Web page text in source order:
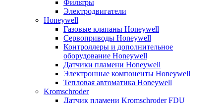
Фильтры
Электродвигатели
Honeywell
Газовые клапаны Honeywell
Сервоприводы Honeywell
Контроллеры и дополнительное
оборудование Honeywell
Датчики пламени Honeywell
Электронные компоненты Honeywell
Тепловая автоматика Honeywell
Kromschroder
Датчик пламени Kromschroder FDU